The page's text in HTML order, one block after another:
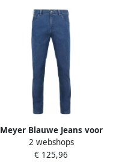
Meyer Blauwe Jeans voor
Perfecte Pasvorm Blue
Heren
2 webshops
€ 125,96